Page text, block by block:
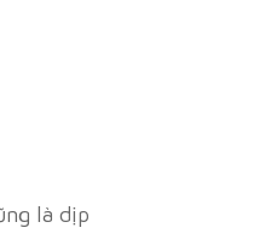
là dịp